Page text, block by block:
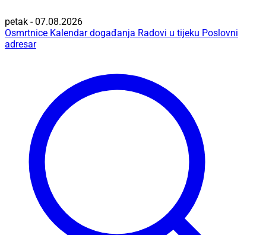
petak - 07.08.2026
Osmrtnice Kalendar događanja Radovi u tijeku Poslovni
adresar